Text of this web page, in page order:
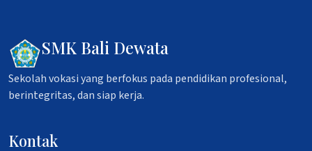
SMK Bali Dewata
Sekolah vokasi yang berfokus pada pendidikan profesional,
berintegritas, dan siap kerja.
Kontak